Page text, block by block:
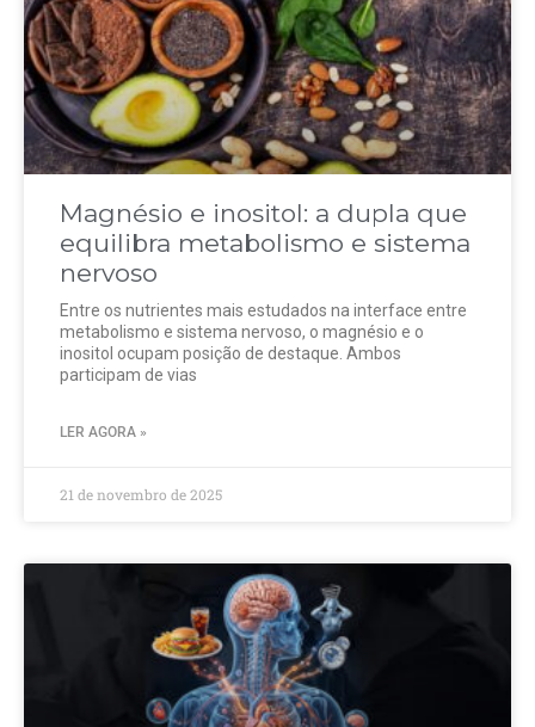
Magnésio e inositol: a dupla que
equilibra metabolismo e sistema
nervoso
Entre os nutrientes mais estudados na interface entre
metabolismo e sistema nervoso, o magnésio e o
inositol ocupam posição de destaque. Ambos
participam de vias
LER AGORA »
21 de novembro de 2025